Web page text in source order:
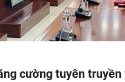
cường tuyên